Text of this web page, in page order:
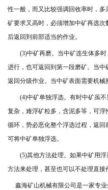
性一般，而又比较强调回收率时，
矿要求又高时，必须增加中矿再选
后返回到前部适当的作业。
(3)中矿再磨。当中矿连生体多
进行，也可返回到第一段磨矿。当
返回分级作业。当中矿表面需要机械
(4)中矿单独浮选。有时中矿虽
复杂，难浮矿粒多，含泥多等，可
循环，势必恶化整个浮选过程，返回
可将中矿单独浮选。
(5)其他方法处理。如果中矿用
方法来处理，甚至也可以不处理直接
鑫海矿山机械有限公司是一家专业